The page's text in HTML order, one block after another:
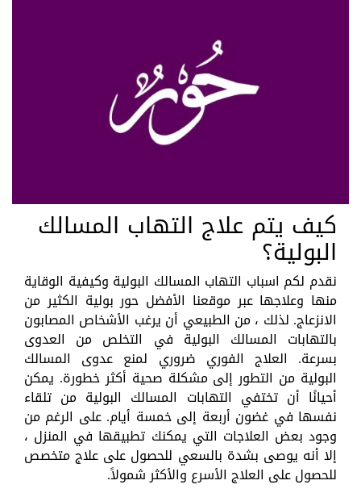
كيف يتم علاج التهاب المسالك
البولية؟
نقدم لكم اسباب التهاب المسالك البولية وكيفية الوقاية
منها وعلاجها عبر موقعنا الأفضل حور بولية الكثير من
الانزعاج. لذلك ، من الطبيعي أن يرغب الأشخاص المصابون
بالتهابات المسالك البولية في التخلص من العدوى
بسرعة. العلاج الفوري ضروري لمنع عدوى المسالك
البولية من التطور إلى مشكلة صحية أكثر خطورة. يمكن
أحيانًا أن تختفي التهابات المسالك البولية من تلقاء
نفسها في غضون أربعة إلى خمسة أيام. على الرغم من
وجود بعض العلاجات التي يمكنك تطبيقها في المنزل ،
إلا أنه يوصى بشدة بالسعي للحصول على علاج متخصص
للحصول على العلاج الأسرع والأكثر شمولاً.